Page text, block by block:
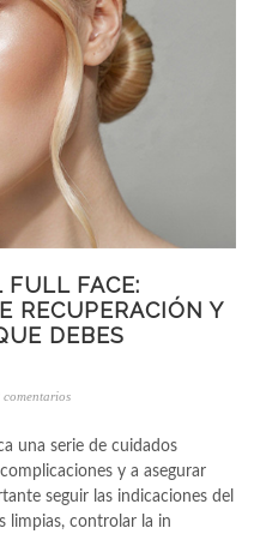
FULL FACE:
RECUPERACIÓN Y
DEBES
comentarios
una serie de cuidados
y a asegurar
seguir las indicaciones del
limpias, controlar la in